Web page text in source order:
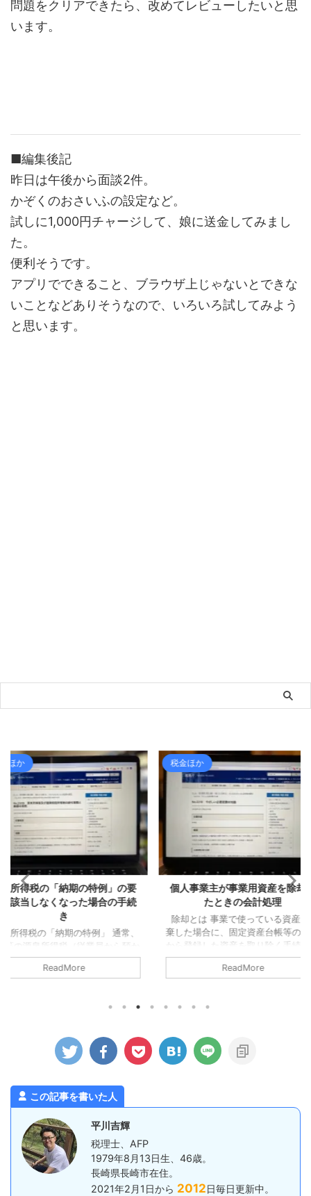
問題をクリアできたら、改めてレビューしたいと思
います。
■編集後記
昨日は午後から面談2件。
かぞくのおさいふの設定など。
試しに1,000円チャージして、娘に送金してみまし
た。
便利そうです。
アプリでできること、ブラウザ上じゃないとできな
いことなどありそうなので、いろいろ試してみよう
と思います。
例」の要
合の手続
」 通常、
員から預か
翌月10日ま
っていま
った所得税
月までに
税金ほか
個人事業主が事業用資産を除却し
たときの会計処理
除却とは 事業で使っている資産を廃
棄した場合に、固定資産台帳等の帳簿
から登録した資産を取り除く手続きが
必要となります。 これを「除却」と
いいます（事業で使わなくなったケー
除却時の会計処理 個人事業主が事業
う取り扱いとなる部分があるので注意
が必要です。 個人事業主が事業用資
産を除却する場合はどうなるかという
とになります。 つまり、 ...
ライフ
夏ツーリ
最近ではめ
スでソロツ
前回、夏ツ
はあるはず
が、最初に
この記事を書いた人
平川吉輝
税理士、AFP
1979年8月13日生、46歳。
長崎県長崎市在住。
2021年2月1日から 2012日毎日更新中。